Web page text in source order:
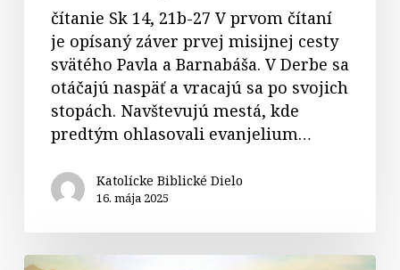
čítanie Sk 14, 21b-27 V prvom čítaní
je opísaný záver prvej misijnej cesty
svätého Pavla a Barnabáša. V Derbe sa
otáčajú naspäť a vracajú sa po svojich
stopách. Navštevujú mestá, kde
predtým ohlasovali evanjelium…
Katolícke Biblické Dielo
16. mája 2025
Komentáre